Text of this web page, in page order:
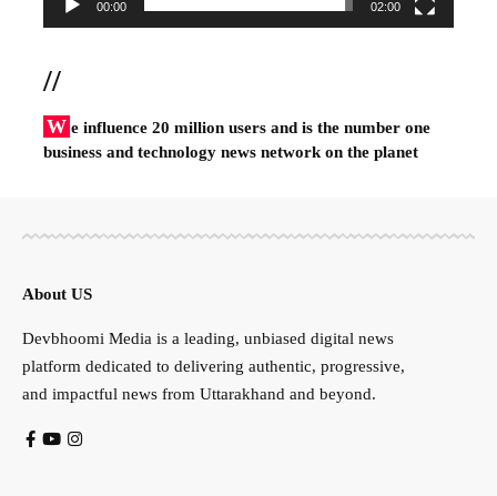
00:00 02:00
//
W e influence 20 million users and is the number one
business and technology news network on the planet
About US
Devbhoomi Media is a leading, unbiased digital news
platform dedicated to delivering authentic, progressive,
and impactful news from Uttarakhand and beyond.